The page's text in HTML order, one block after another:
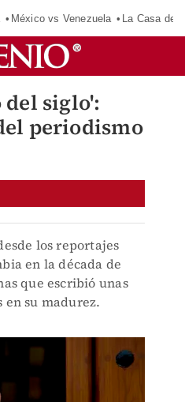
México vs Venezuela La Casa de
del siglo':
periodismo
los reportajes
en la década de
que escribió unas
en su madurez.